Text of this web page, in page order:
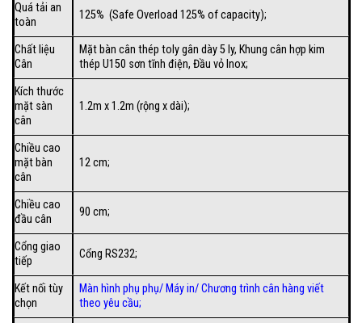
Quá tải an
toàn
125% (Safe Overload 125% of capacity);
Chất liệu
Cân
Mặt bàn cân thép toly gân dày 5 ly, Khung cân hợp kim
thép U150 sơn tĩnh điện, Đầu vỏ Inox;
Kích thước
mặt sàn
cân
1.2m x 1.2m (rộng x dài);
Chiều cao
mặt bàn
cân
12 cm;
Chiều cao
đầu cân
90 cm;
Cổng giao
tiếp
Cổng RS232;
Kết nối tùy
chọn
Màn hình phụ phụ/ Máy in/Chương trình cân hàng viết
theo yêu cầu;